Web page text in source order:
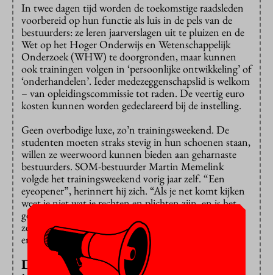
In twee dagen tijd worden de toekomstige raadsleden
voorbereid op hun functie als luis in de pels van de
bestuurders: ze leren jaarverslagen uit te pluizen en de
Wet op het Hoger Onderwijs en Wetenschappelijk
Onderzoek (WHW) te doorgronden, maar kunnen
ook trainingen volgen in ‘persoonlijke ontwikkeling’ of
‘onderhandelen’. Ieder medezeggenschapslid is welkom
– van opleidingscommissie tot raden. De veertig euro
kosten kunnen worden gedeclareerd bij de instelling.
Geen overbodige luxe, zo’n trainingsweekend. De
studenten moeten straks stevig in hun schoenen staan,
willen ze weerwoord kunnen bieden aan geharnaste
bestuurders. SOM-bestuurder Martin Memelink
volgde het trainingsweekend vorig jaar zelf. “Een
eyeopener”, herinnert hij zich. “Als je net komt kijken
weet je niet wat je rechten en plichten zijn, en is het
gevaar groot dat je niet durft op te komen voor wat je
zelf belangrijk vindt. Hier leer je de
energie van mensen die het al langer doen.”
Daadkrachtig